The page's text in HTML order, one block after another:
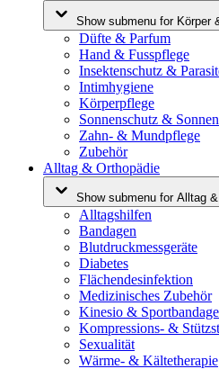
Show submenu for Körper
Düfte & Parfum
Hand & Fusspflege
Insektenschutz &
Intimhygiene
Körperpflege
Sonnenschutz &
Zahn- & Mundpflege
Zubehör
Alltag & Orthopädie
Show submenu for Alltag
Alltagshilfen
Bandagen
Blutdruckmessgeräte
Diabetes
Flächendesinfektion
Medizinisches Zubehör
Kinesio & Sportbandage
Kompressions- &
Sexualität
Wärme- & Kältetherapie